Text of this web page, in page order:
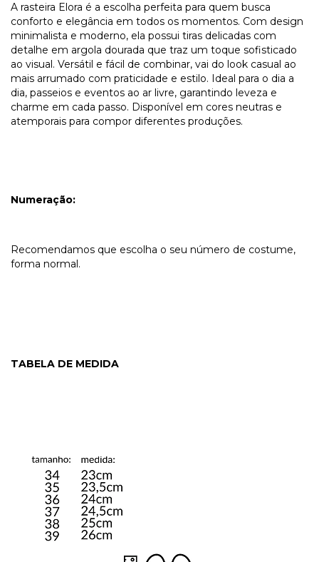
A rasteira Elora é a escolha perfeita para quem busca
conforto e elegância em todos os momentos. Com design
minimalista e moderno, ela possui tiras delicadas com
detalhe em argola dourada que traz um toque sofisticado
ao visual. Versátil e fácil de combinar, vai do look casual ao
mais arrumado com praticidade e estilo. Ideal para o dia a
dia, passeios e eventos ao ar livre, garantindo leveza e
charme em cada passo. Disponível em cores neutras e
atemporais para compor diferentes produções.
Numeração:
Recomendamos que escolha o seu número de costume,
forma normal.
TABELA DE MEDIDA